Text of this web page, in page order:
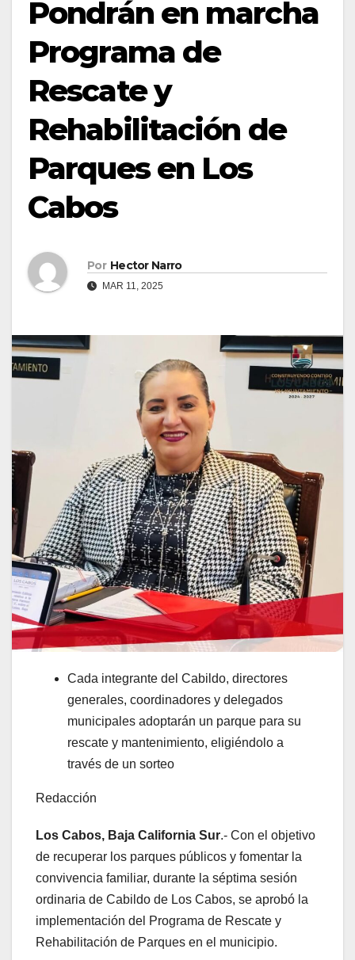
Pondrán en marcha
Programa de
Rescate y
Rehabilitación de
Parques en Los
Cabos
Por Hector Narro
MAR 11, 2025
Cada integrante del Cabildo, directores
generales, coordinadores y delegados
municipales adoptarán un parque para su
rescate y mantenimiento, eligiéndolo a
través de un sorteo
Redacción
Los Cabos, Baja California Sur.- Con el objetivo
de recuperar los parques públicos y fomentar la
convivencia familiar, durante la séptima sesión
ordinaria de Cabildo de Los Cabos, se aprobó la
implementación del Programa de Rescate y
Rehabilitación de Parques en el municipio.